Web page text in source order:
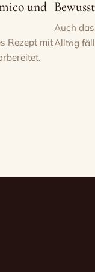
und
Rezept mit
Auch
Alltag